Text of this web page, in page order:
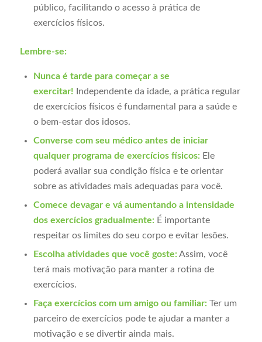
público, facilitando o acesso à prática de
exercícios físicos.
Lembre-se:
Nunca é tarde para começar a se
exercitar! Independente da idade, a prática regular
de exercícios físicos é fundamental para a saúde e
o bem-estar dos idosos.
Converse com seu médico antes de iniciar
qualquer programa de exercícios físicos:Ele
poderá avaliar sua condição física e te orientar
sobre as atividades mais adequadas para você.
Comece devagar e vá aumentando a intensidade
dos exercícios gradualmente:É importante
respeitar os limites do seu corpo e evitar lesões.
Escolha atividades que você goste:Assim, você
terá mais motivação para manter a rotina de
exercícios.
Faça exercícios com um amigo ou familiar:Ter um
parceiro de exercícios pode te ajudar a manter a
motivação e se divertir ainda mais.